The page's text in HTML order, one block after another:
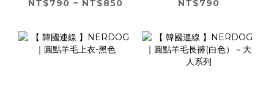
NT$790 ~ NT$850 NT$790